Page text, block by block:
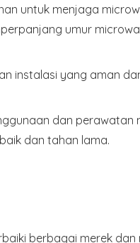
untuk menjaga
umur
instalasi yang aman
dan perawatan
dan tahan lama.
berbagai merek dan